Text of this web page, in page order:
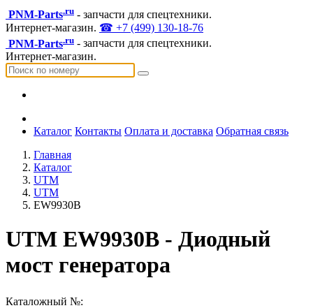
PNM-Parts.ru - запчасти для спецтехники.
Интернет-магазин. ☎ +7 (499) 130-18-76
PNM-Parts.ru - запчасти для спецтехники.
Интернет-магазин.
Каталог Контакты Оплата и доставка Обратная связь
Главная
Каталог
UTM
UTM
EW9930B
UTM EW9930B - Диодный
мост генератора
Каталожный №: